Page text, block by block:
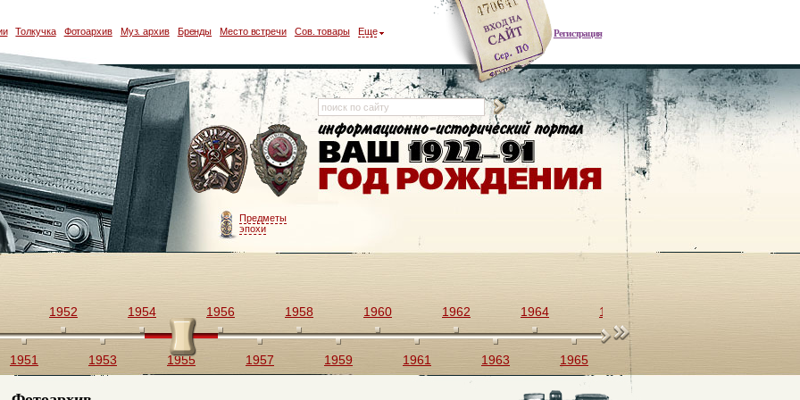
Регистрация
Толкучка Фотоархив Муз. архив Бренды Место встречи Сов. товары Еще
Предметы
эпохи
1951
1952
1953
1954
1955
1956
1957
1958
1959
1960
1961
1962
1963
1964
1965
1966